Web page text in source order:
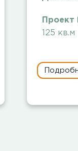
125 кв.м